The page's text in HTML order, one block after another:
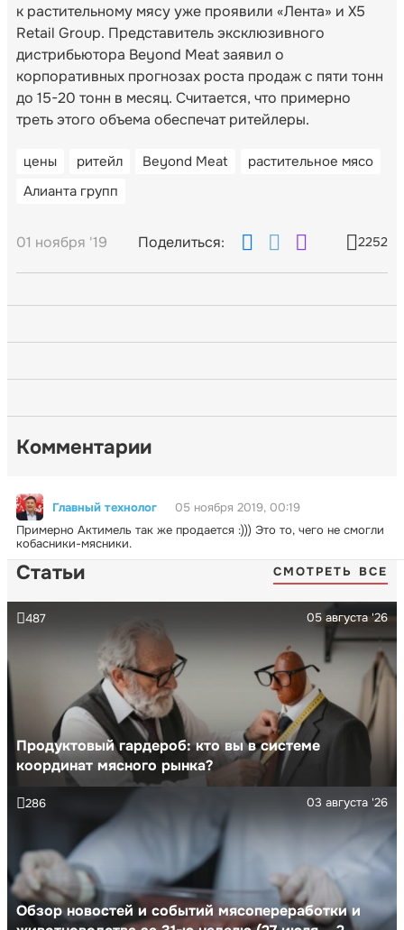
к растительному мясу уже проявили «Лента» и X5
Retail Group. Представитель эксклюзивного
дистрибьютора Beyond Meat заявил о
корпоративных прогнозах роста продаж с пяти тонн
до 15-20 тонн в месяц. Считается, что примерно
треть этого объема обеспечат ритейлеры.
цены ритейл Beyond Meat
растительное мясо
Алианта групп
01 ноября '19 Поделиться: 2252
Комментарии
Главный технолог
05 ноября 2019, 00:19
Примерно Актимель так же продается :))) Это то, чего не смогли
кобасники-мясники.
Статьи СМОТРЕТЬ ВСЕ
Продуктовый гардероб: кто вы в системе
координат мясного рынка?
05 августа '26
487
Обзор новостей и событий мясопереработки и
03 августа '26
286